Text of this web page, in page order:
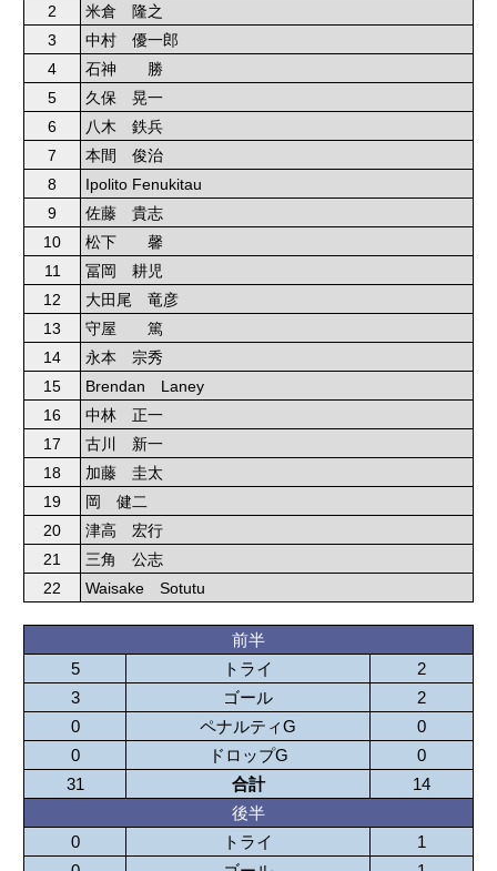
2
米倉 隆之
3
中村 優一郎
4
石神 勝
5
久保 晃一
6
八木 鉄兵
7
本間 俊治
8
Ipolito Fenukitau
9
佐藤 貴志
10
松下 馨
11
冨岡 耕児
12
大田尾 竜彦
13
守屋 篤
14
永本 宗秀
15
Brendan Laney
16
中林 正一
17
古川 新一
18
加藤 圭太
19
岡 健二
20
津高 宏行
21
三角 公志
22
Waisake Sotutu
前半
5
トライ
2
3
ゴール
2
0
ペナルティG
0
0
ドロップG
0
31
合計
14
後半
0
トライ
1